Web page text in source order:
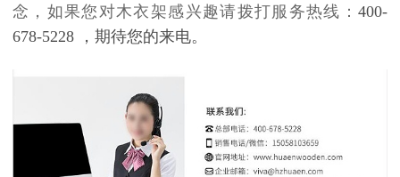
念，如果您对木衣架感兴趣请拨打服务热线： 400-
678-5228
，期待您的来电。